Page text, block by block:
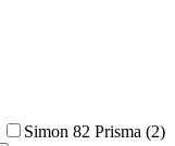
Simon 82 Prisma (2)